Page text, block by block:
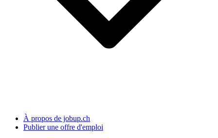
À propos de jobup.ch
Publier une offre d'emploi